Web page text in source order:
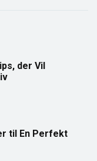
der Vil
til En Perfekt